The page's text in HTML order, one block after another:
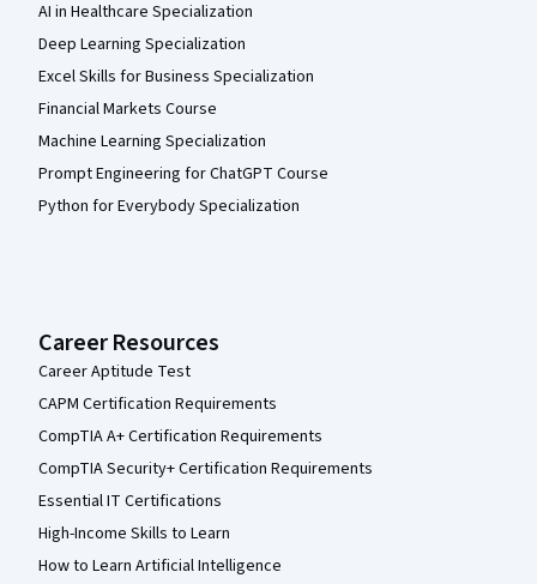
AI in Healthcare Specialization
Deep Learning Specialization
Excel Skills for Business Specialization
Financial Markets Course
Machine Learning Specialization
Prompt Engineering for ChatGPT Course
Python for Everybody Specialization
Career Resources
Career Aptitude Test
CAPM Certification Requirements
CompTIA A+ Certification Requirements
CompTIA Security+ Certification Requirements
Essential IT Certifications
High-Income Skills to Learn
How to Learn Artificial Intelligence